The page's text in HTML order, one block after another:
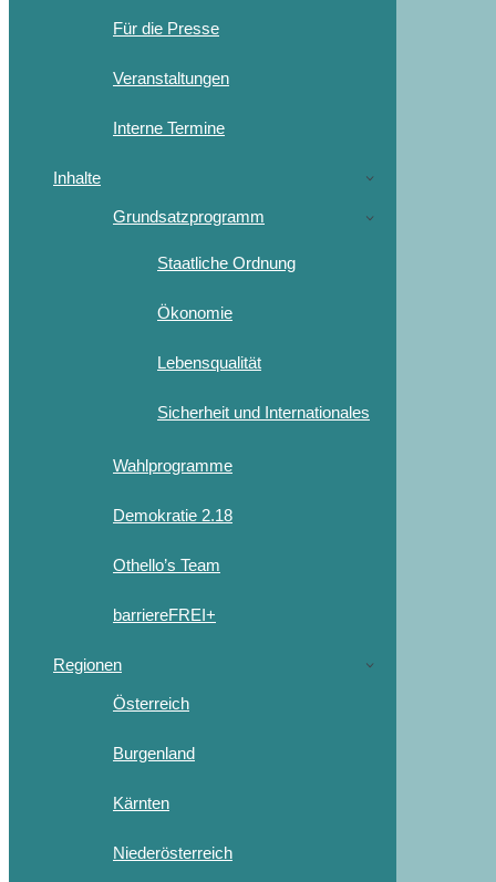
Für die Presse
Veranstaltungen
Interne Termine
Inhalte
Grundsatzprogramm
Staatliche Ordnung
Ökonomie
Lebensqualität
Sicherheit und Internationales
Wahlprogramme
Demokratie 2.18
Othello’s Team
barriereFREI+
Regionen
Österreich
Burgenland
Kärnten
Niederösterreich